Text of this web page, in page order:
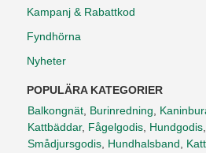
Kampanj & Rabattkod
Fyndhörna
Nyheter
POPULÄRA KATEGORIER
Balkongnät, Burinredning,
Kattbäddar, Fågelgodis, Hundgodis,
Smådjursgodis, Hundhalsband,